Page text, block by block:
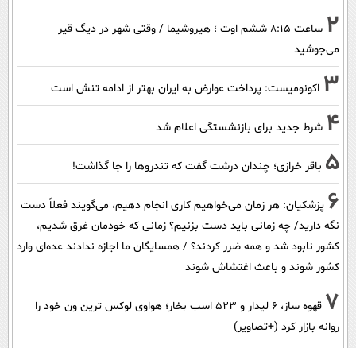
2
ساعت ۸:۱۵ ششم اوت ؛ هیروشیما / وقتی شهر در دیگ قیر
می‌جوشید
3 اکونومیست: پرداخت عوارض به ایران بهتر از ادامه تنش است
4 شرط جدید برای بازنشستگی اعلام شد
5 باقر خرازی؛ چندان درشت گفت که تندروها را جا گذاشت!
6 پزشکیان: هر زمان می‌خواهیم کاری انجام دهیم، می‌گویند فعلاً دست
نگه دارید/ چه زمانی باید دست بزنیم؟ زمانی که خودمان غرق شدیم،
کشور نابود شد و همه ضرر کردند؟ / همسایگان ما اجازه ندادند عده‌ای وارد
کشور شوند و باعث اغتشاش شوند
7
قهوه ساز، 6 لیدار و 523 اسب بخار؛ هواوی لوکس ترین ون خود را
روانه بازار کرد (+تصاویر)